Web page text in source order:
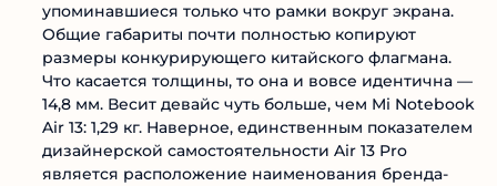
упоминавшиеся только что рамки вокруг экрана.
Общие габариты почти полностью копируют
размеры конкурирующего китайского флагмана.
Что касается толщины, то она и вовсе идентична —
14,8 мм. Весит девайс чуть больше, чем Mi Notebook
Air 13: 1,29 кг. Наверное, единственным показателем
дизайнерской самостоятельности Air 13 Pro
является расположение наименования бренда-